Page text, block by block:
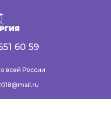
всей России
60 59